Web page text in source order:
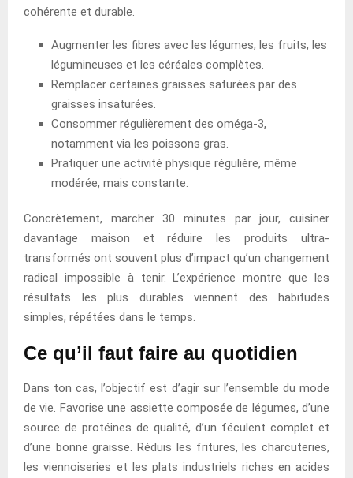
cohérente et durable.
Augmenter les fibres avec les légumes, les fruits, les
légumineuses et les céréales complètes.
Remplacer certaines graisses saturées par des
graisses insaturées.
Consommer régulièrement des oméga-3,
notamment via les poissons gras.
Pratiquer une activité physique régulière, même
modérée, mais constante.
Concrètement, marcher 30 minutes par jour, cuisiner
davantage maison et réduire les produits ultra-
transformés ont souvent plus d’impact qu’un changement
radical impossible à tenir. L’expérience montre que les
résultats les plus durables viennent des habitudes
simples, répétées dans le temps.
Ce qu’il faut faire au quotidien
Dans ton cas, l’objectif est d’agir sur l’ensemble du mode
de vie. Favorise une assiette composée de légumes, d’une
source de protéines de qualité, d’un féculent complet et
d’une bonne graisse. Réduis les fritures, les charcuteries,
les viennoiseries et les plats industriels riches en acides